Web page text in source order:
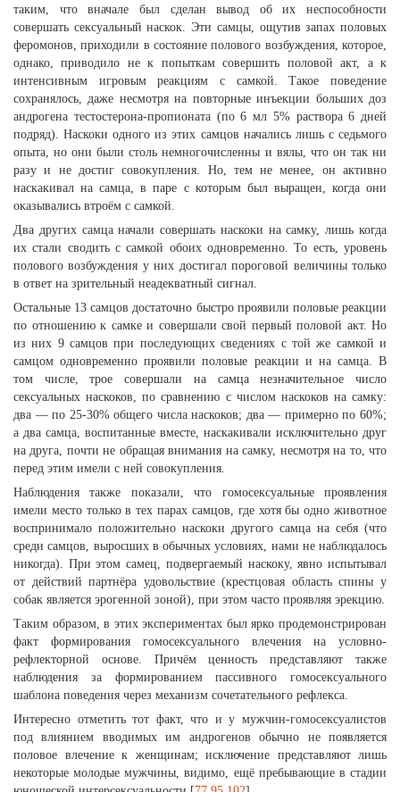
таким, что вначале был сделан вывод об их неспособности
совершать сексуальный наскок. Эти самцы, ощутив запах половых
феромонов, приходили в состояние полового возбуждения, которое,
однако, приводило не к попыткам совершить половой акт, а к
интенсивным игровым реакциям с самкой. Такое поведение
сохранялось, даже несмотря на повторные инъекции больших доз
андрогена тестостерона-пропионата (по 6 мл 5% раствора 6 дней
подряд). Наскоки одного из этих самцов начались лишь с седьмого
опыта, но они были столь немногочисленны и вялы, что он так ни
разу и не достиг совокупления. Но, тем не менее, он активно
наскакивал на самца, в паре с которым был выращен, когда они
оказывались втроём с самкой.
Два других самца начали совершать наскоки на самку, лишь когда
их стали сводить с самкой обоих одновременно. То есть, уровень
полового возбуждения у них достигал пороговой величины только
в ответ на зрительный неадекватный сигнал.
Остальные 13 самцов достаточно быстро проявили половые реакции
по отношению к самке и совершали свой первый половой акт. Но
из них 9 самцов при последующих сведениях с той же самкой и
самцом одновременно проявили половые реакции и на самца. В
том числе, трое совершали на самца незначительное число
сексуальных наскоков, по сравнению с числом наскоков на самку:
два — по 25-30% общего числа наскоков; два — примерно по 60%;
а два самца, воспитанные вместе, наскакивали исключительно друг
на друга, почти не обращая внимания на самку, несмотря на то, что
перед этим имели с ней совокупления.
Наблюдения также показали, что гомосексуальные проявления
имели место только в тех парах самцов, где хотя бы одно животное
воспринимало положительно наскоки другого самца на себя (что
среди самцов, выросших в обычных условиях, нами не наблюдалось
никогда). При этом самец, подвергаемый наскоку, явно испытывал
от действий партнёра удовольствие (крестцовая область спины у
собак является эрогенной зоной), при этом часто проявляя эрекцию.
Таким образом, в этих экспериментах был ярко продемонстрирован
факт формирования гомосексуального влечения на условно-
рефлекторной основе. Причём ценность представляют также
наблюдения за формированием пассивного гомосексуального
шаблона поведения через механизм сочетательного рефлекса.
Интересно отметить тот факт, что и у мужчин-гомосексуалистов
под влиянием вводимых им андрогенов обычно не появляется
половое влечение к женщинам; исключение представляют лишь
некоторые молодые мужчины, видимо, ещё пребывающие в стадии